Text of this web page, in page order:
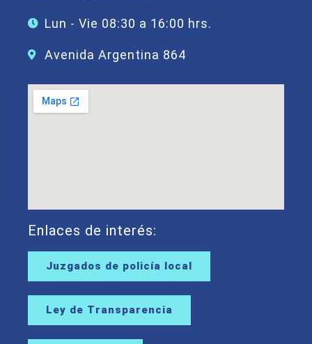
Lun - Vie 08:30 a 16:00 hrs.
Avenida Argentina 864
Enlaces de interés:
Juzgados de policía local
Ley de Transparencia